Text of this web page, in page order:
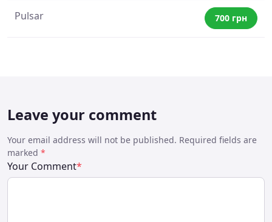
Pulsar 700 грн
Leave your comment
Your email address will not be published. Required fields are
marked *
Your Comment*